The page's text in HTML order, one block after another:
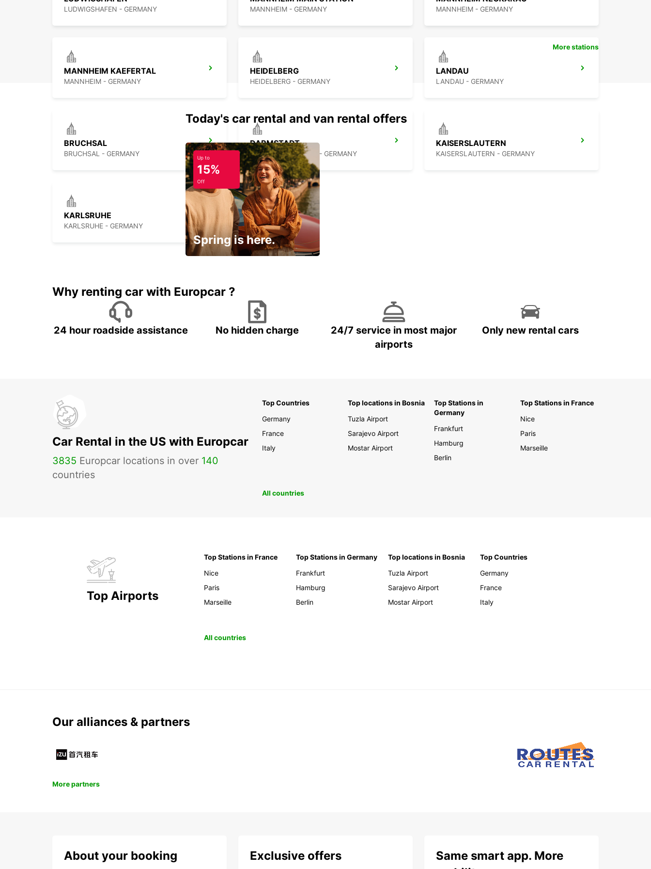
été aussi simple et pratique.
LUDWIGSHAFEN - GERMANY MANNHEIM - GERMANY MANNHEIM - GERMANY
MANNHEIM KAEFERTAL
MANNHEIM - GERMANY
HEIDELBERG
HEIDELBERG - GERMANY
LANDAU
LANDAU - GERMANY
BRUCHSAL
BRUCHSAL - GERMANY
DARMSTADT
DARMSTADT NORTH - GERMANY
KAISERSLAUTERN
KAISERSLAUTERN - GERMANY
KARLSRUHE
KARLSRUHE - GERMANY
More stations
Today's car rental and van rental offers
Up to
15%
Off
Spring is here.
Why renting car with Europcar ?
24 hour roadside assistance No hidden charge
24/7 service in most major
airports
Only new rental cars
Car Rental in the US with Europcar
3835 Europcar locations in over 140
countries
Top Countries
Germany
France
Italy
Top locations in Bosnia
Tuzla Airport
Sarajevo Airport
Mostar Airport
Top Stations in
Germany
Frankfurt
Hamburg
Berlin
Top Stations in France
Nice
Paris
Marseille
All countries
Top Airports
Top Stations in France
Nice
Paris
Marseille
Top Stations in Germany
Frankfurt
Hamburg
Berlin
Top locations in Bosnia
Tuzla Airport
Sarajevo Airport
Mostar Airport
Top Countries
Germany
France
Italy
All countries
Our alliances & partners
More partners
About your booking Exclusive offers
Same smart app. More